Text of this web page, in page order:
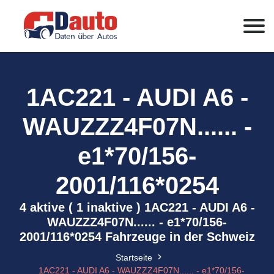
1AC221 - AUDI A6 -
WAUZZZ4F07N...... -
e1*70/156-
2001/116*0254
4 aktive ( 1 inaktive ) 1AC221 - AUDI A6 -
WAUZZZ4F07N...... - e1*70/156-
2001/116*0254 Fahrzeuge in der Schweiz
Startseite
1AC221 - AUDI A6 - WAUZZZ4F07N...... - e1*70/156-